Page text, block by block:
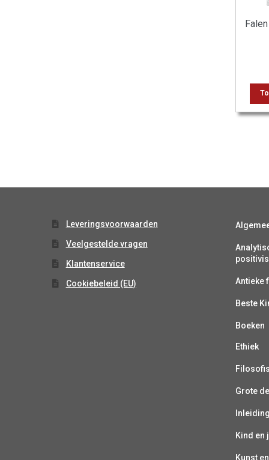
Leveringsvoorwaarden
Veelgestelde vragen
Klantenservice
Cookiebeleid (EU) Antieke
Beste
Boeken
Ethiek
Grote
Kind en
Kunst